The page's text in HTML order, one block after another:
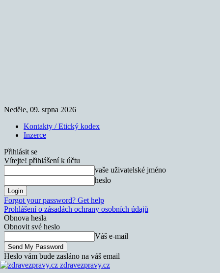
Neděle, 09. srpna 2026
Kontakty / Etický kodex
Inzerce
Přihlásit se
Vítejte! přihlášení k účtu
vaše uživatelské jméno
heslo
Forgot your password? Get help
Prohlášení o zásadách ochrany osobních údajů
Obnova hesla
Obnovit své heslo
Váš e-mail
Heslo vám bude zasláno na váš email
zdravezpravy.cz